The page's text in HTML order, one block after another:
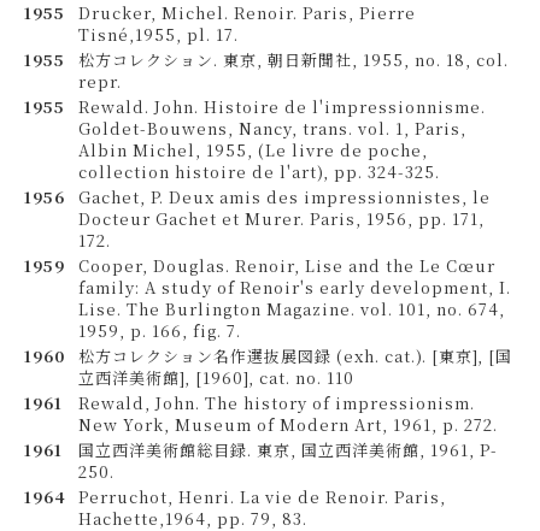
1955
Drucker, Michel. Renoir. Paris, Pierre
Tisné,1955, pl. 17.
1955
松方コレクション. 東京, 朝日新聞社, 1955, no. 18, col.
repr.
1955
Rewald. John. Histoire de l'impressionnisme.
Goldet-Bouwens, Nancy, trans. vol. 1, Paris,
Albin Michel, 1955, (Le livre de poche,
collection histoire de l'art), pp. 324-325.
1956
Gachet, P. Deux amis des impressionnistes, le
Docteur Gachet et Murer. Paris, 1956, pp. 171,
172.
1959
Cooper, Douglas. Renoir, Lise and the Le Cœur
family: A study of Renoir's early development, I.
Lise. The Burlington Magazine. vol. 101, no. 674,
1959, p. 166, fig. 7.
1960
松方コレクション名作選抜展図録 (exh. cat.). [東京], [国
立西洋美術館], [1960], cat. no. 110
1961
Rewald, John. The history of impressionism.
New York, Museum of Modern Art, 1961, p. 272.
1961
国立西洋美術館総目録. 東京, 国立西洋美術館, 1961, P-
250.
1964 Perruchot, Henri. La vie de Renoir. Paris,
Hachette,1964, pp. 79, 83.